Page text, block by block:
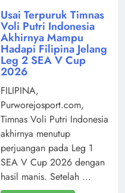
Usai Terpuruk Timnas
Voli Putri Indonesia
Akhirnya Mampu
Hadapi Filipina Jelang
Leg 2 SEA V Cup
2026
FILIPINA,
Purworejosport.com,
Timnas Voli Putri Indonesia
akhirnya menutup
perjuangan pada Leg 1
SEA V Cup 2026 dengan
hasil manis. Setelah ...